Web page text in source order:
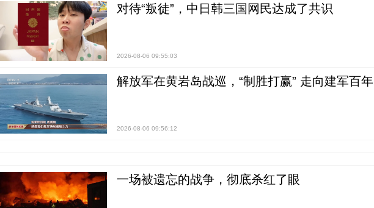
对待“叛徒”，中日韩三国网民达成了共识
2026-08-06 09:55:03
解放军在黄岩岛战巡，“制胜打赢” 走向建军百年
2026-08-06 09:56:12
一场被遗忘的战争，彻底杀红了眼